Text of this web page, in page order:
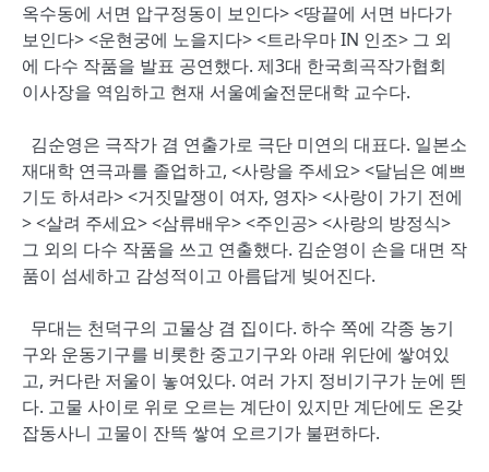
옥수동에 서면 압구정동이 보인다> <땅끝에 서면 바다가
보인다> <운현궁에 노을지다> <트라우마 IN 인조> 그 외
에 다수 작품을 발표 공연했다. 제3대 한국희곡작가협회
이사장을 역임하고 현재 서울예술전문대학 교수다.
김순영은 극작가 겸 연출가로 극단 미연의 대표다. 일본소
재대학 연극과를 졸업하고, <사랑을 주세요> <달님은 예쁘
기도 하셔라> <거짓말쟁이 여자, 영자> <사랑이 가기 전에
> <살려 주세요> <삼류배우> <주인공> <사랑의 방정식>
그 외의 다수 작품을 쓰고 연출했다. 김순영이 손을 대면 작
품이 섬세하고 감성적이고 아름답게 빚어진다.
무대는 천덕구의 고물상 겸 집이다. 하수 쪽에 각종 농기
구와 운동기구를 비롯한 중고기구와 아래 위단에 쌓여있
고, 커다란 저울이 놓여있다. 여러 가지 정비기구가 눈에 띈
다. 고물 사이로 위로 오르는 계단이 있지만 계단에도 온갖
잡동사니 고물이 잔뜩 쌓여 오르기가 불편하다.